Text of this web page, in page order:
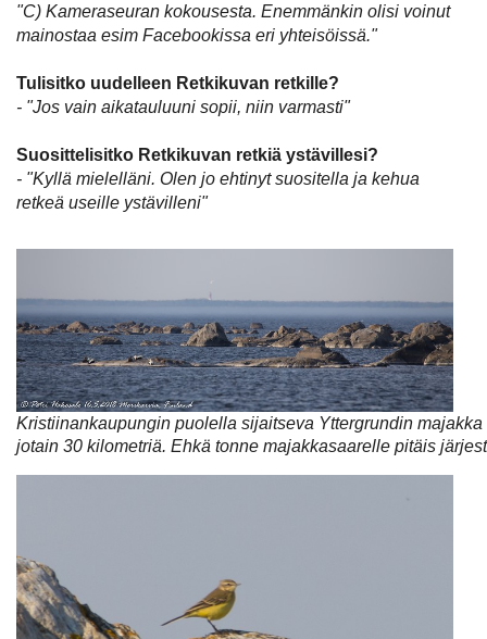
"C) Kameraseuran kokousesta. Enemmänkin olisi voinut
mainostaa esim Facebookissa eri yhteisöissä."
Tulisitko uudelleen Retkikuvan retkille?
- "Jos vain aikatauluuni sopii, niin varmasti"
Suosittelisitko Retkikuvan retkiä ystävillesi?
- "Kyllä mielelläni. Olen jo ehtinyt suositella ja kehua
retkeä useille ystävilleni"
Kristiinankaupungin puolella sijaitseva Yttergrundin
jotain 30 kilometriä. Ehkä tonne majakkasaarelle pitäis